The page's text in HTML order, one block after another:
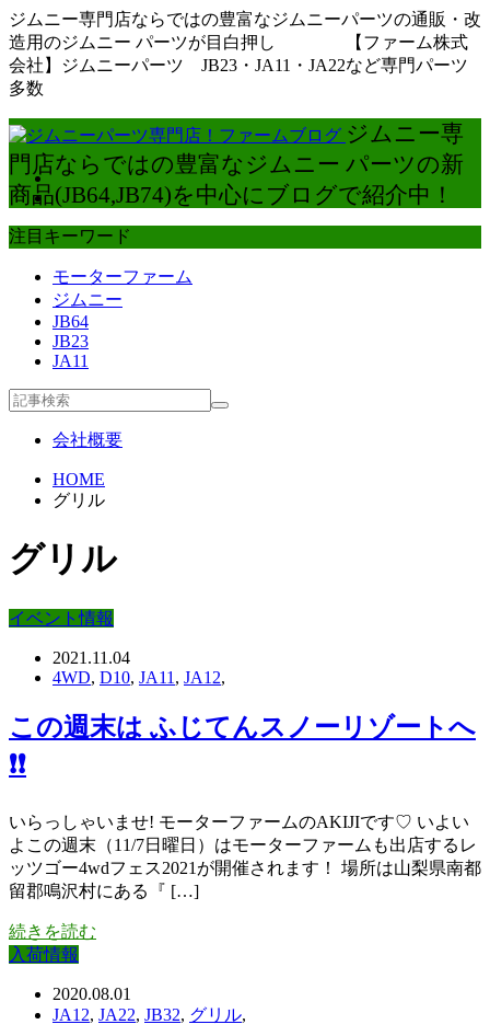
ジムニー専門店ならではの豊富なジムニーパーツの通販・改
造用のジムニー パーツが目白押し 【ファーム株式
会社】ジムニーパーツ JB23・JA11・JA22など専門パーツ
多数
ジムニー専
門店ならではの豊富なジムニー パーツの新
商品(JB64,JB74)を中心にブログで紹介中！
注目キーワード
モーターファーム
ジムニー
JB64
JB23
JA11
会社概要
HOME
グリル
グリル
イベント情報
2021.11.04
4WD, D10, JA11 , JA12,
この週末は ふじてんスノーリゾートへ
❗❗
いらっしゃいませ! モーターファームのAKIJIです♡ いよい
よこの週末（11/7日曜日）はモーターファームも出店するレ
ッツゴー4wdフェス2021が開催されます！ 場所は山梨県南都
留郡鳴沢村にある『 […]
続きを読む
入荷情報
2020.08.01
JA12, JA22, JB32, グリル,